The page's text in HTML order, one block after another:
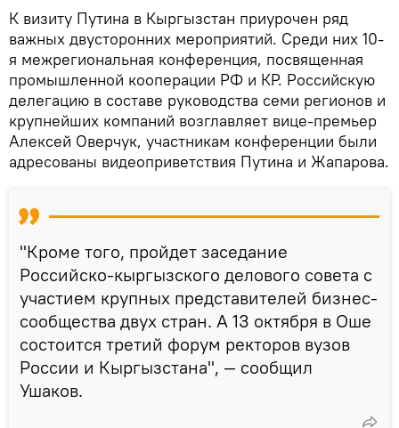
К визиту Путина в Кыргызстан приурочен ряд
важных двусторонних мероприятий. Среди них 10-
я межрегиональная конференция, посвященная
промышленной кооперации РФ и КР. Российскую
делегацию в составе руководства семи регионов и
крупнейших компаний возглавляет вице-премьер
Алексей Оверчук, участникам конференции были
адресованы видеоприветствия Путина и Жапарова.
"Кроме того, пройдет заседание
Российско-кыргызского делового совета с
участием крупных представителей бизнес-
сообщества двух стран. А 13 октября в Оше
состоится третий форум ректоров вузов
России и Кыргызстана", — сообщил
Ушаков.